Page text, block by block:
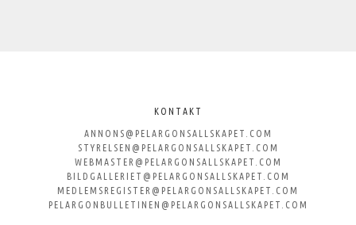
Svenska
Pelargonsällskapet
KONTAKT
ANNONS@PELARGONSALLSKAPET.COM
STYRELSEN@PELARGONSALLSKAPET.COM
WEBMASTER@PELARGONSALLSKAPET.COM
BILDGALLERIET@PELARGONSALLSKAPET.COM
MEDLEMSREGISTER@PELARGONSALLSKAPET.COM
PELARGONBULLETINEN@PELARGONSALLSKAPET.COM